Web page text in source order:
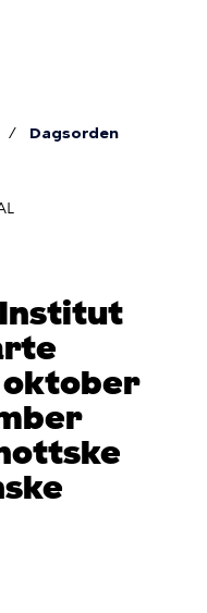
Dagsorden
oktober